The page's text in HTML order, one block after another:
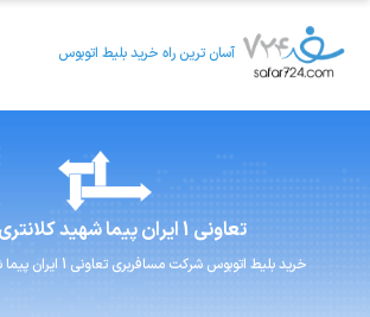
آسان ترین راه خرید بلیط اتوبوس
تعاونی 1 ایران پیما شهید
خرید بلیط اتوبوس شرکت مسافربری تعاونی 1 ایران پیما